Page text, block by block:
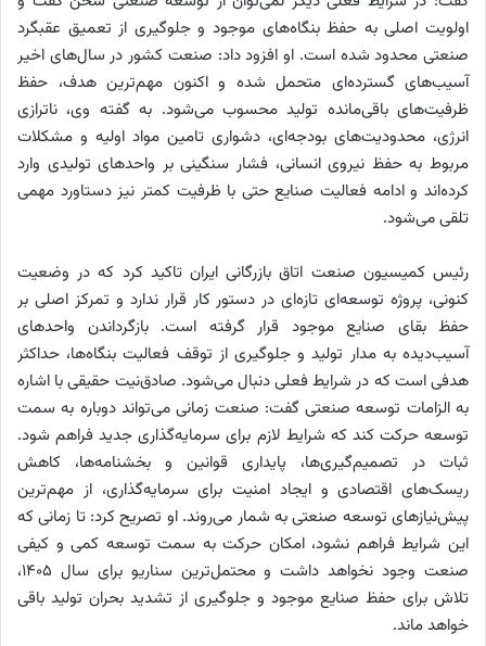
اولویت اصلی به حفظ بنگاه‌های موجود و جلوگیری از تعمیق عقبگرد
صنعتی محدود شده است. او افزود داد: صنعت کشور در سال‌های اخیر
آسیب‌های گسترده‌ای متحمل شده و اکنون مهم‌ترین هدف، حفظ
ظرفیت‌های باقی‌مانده تولید محسوب می‌شود. به گفته وی، ناترازی
انرژی، محدودیت‌های بودجه‌ای، دشواری تامین مواد اولیه و مشکلات
مربوط به حفظ نیروی انسانی، فشار سنگینی بر واحدهای تولیدی وارد
کرده‌اند و ادامه فعالیت صنایع حتی با ظرفیت کمتر نیز دستاورد مهمی
تلقی می‌شود.
رئیس کمیسیون صنعت اتاق بازرگانی ایران تاکید کرد که در وضعیت
کنونی، پروژه توسعه‌ای تازه‌ای در دستور کار قرار ندارد و تمرکز اصلی بر
حفظ بقای صنایع موجود قرار گرفته است. بازگرداندن واحدهای
آسیب‌دیده به مدار تولید و جلوگیری از توقف فعالیت بنگاه‌ها، حداکثر
هدفی است که در شرایط فعلی دنبال می‌شود. صادق‌نیت حقیقی با اشاره
به الزامات توسعه صنعتی گفت: صنعت زمانی می‌تواند دوباره به سمت
توسعه حرکت کند که شرایط لازم برای سرمایه‌گذاری جدید فراهم شود.
ثبات در تصمیم‌گیری‌ها، پایداری قوانین و بخشنامه‌ها، کاهش
ریسک‌های اقتصادی و ایجاد امنیت برای سرمایه‌گذاری، از مهم‌ترین
پیش‌نیازهای توسعه صنعتی به شمار می‌روند. او تصریح کرد: تا زمانی که
این شرایط فراهم نشود، امکان حرکت به سمت توسعه کمی و کیفی
صنعت وجود نخواهد داشت و محتمل‌ترین سناریو برای سال ۱۴۰۵،
تلاش برای حفظ صنایع موجود و جلوگیری از تشدید بحران تولید باقی
خواهد ماند.